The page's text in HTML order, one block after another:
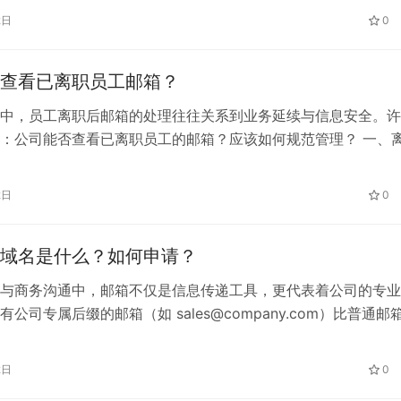
），显得更加专业。如果公司还没有域名
0
看已离职员工邮箱？
，员工离职后邮箱的处理往往关系到业务延续与信息安全。
公司能否查看已离职员工的邮箱？应该如何规范管理？ 一、
如果离职后未妥善处理，可能造成： 因此，公司必须具备 集
0
名是什么？如何申请？
商务沟通中，邮箱不仅是信息传递工具，更代表着公司的专
公司专属后缀的邮箱（如 sales@company.com）比普通邮
0